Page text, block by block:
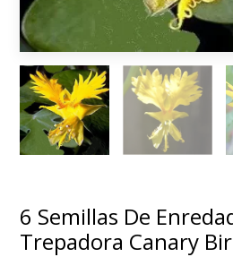
6 Semillas De
Trepadora Canary